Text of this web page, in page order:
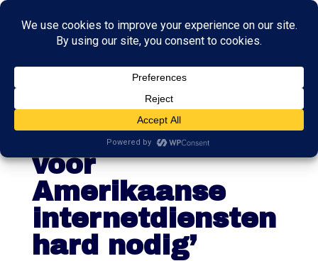
‘Europese
alternatieven
voor
Amerikaanse
internetdiensten
hard nodig’